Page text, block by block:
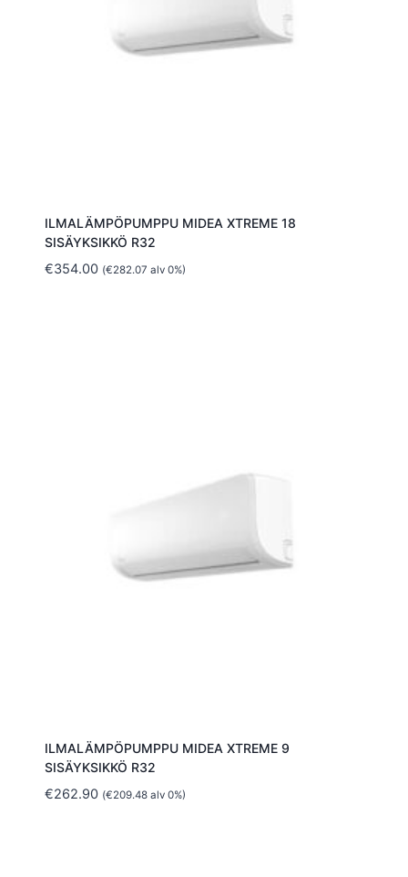
ILMALÄMPÖPUMPPU MIDEA XTREME 18
SISÄYKSIKKÖ R32
€354.00 (€282.07 alv 0%)
ILMALÄMPÖPUMPPU MIDEA XTREME 9
SISÄYKSIKKÖ R32
€262.90 (€209.48alv 0%)